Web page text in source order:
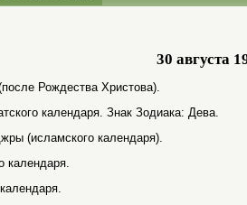
30 августа
Рождества Христова).
календаря. Знак Зодиака: Дева.
(исламского календаря).
календаря.